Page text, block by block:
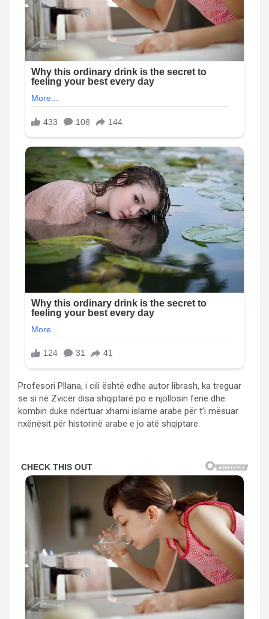
Profesori Pllana, i cili është edhe autor librash, ka treguar
se si në Zvicër disa shqiptarë po e njollosin fenë dhe
kombin duke ndërtuar xhami islame arabe për t’i mësuar
nxënësit për historinë arabe e jo atë shqiptare.